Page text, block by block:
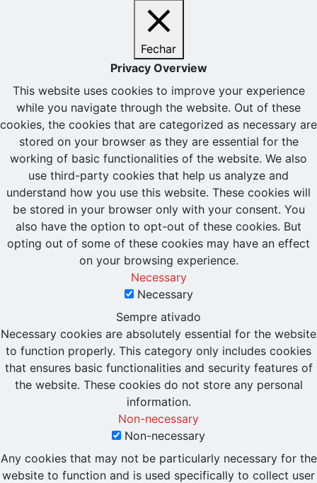
Fechar
Privacy Overview
This website uses cookies to improve your experience
while you navigate through the website. Out of these
cookies, the cookies that are categorized as necessary are
stored on your browser as they are essential for the
working of basic functionalities of the website. We also
use third-party cookies that help us analyze and
understand how you use this website. These cookies will
be stored in your browser only with your consent. You
also have the option to opt-out of these cookies. But
opting out of some of these cookies may have an effect
on your browsing experience.
Necessary
Necessary
Sempre ativado
Necessary cookies are absolutely essential for the website
to function properly. This category only includes cookies
that ensures basic functionalities and security features of
the website. These cookies do not store any personal
information.
Non-necessary
Non-necessary
Any cookies that may not be particularly necessary for the
website to function and is used specifically to collect user